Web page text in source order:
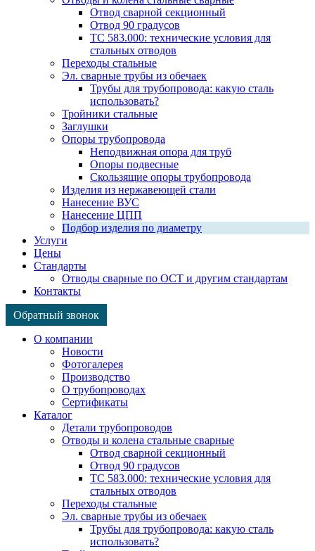
Отвод сварной секционный
Отвод 90 градусов
ТС 583.000: технические условия для
стальных отводов
Переходы стальные
Эл. сварные трубы из обечаек
Трубы для трубопровода: какую сталь
использовать?
Тройники стальные
Заглушки
Опоры трубопровода
Неподвижная опора для труб
Опоры подвесные
Скользящие опоры трубопровода
Изделия из нержавеющей стали
Нанесение ВУС
Нанесение ЦПП
Подбор изделия по диаметру
Услуги
Цены
Стандарты
Отводы сварные по ОСТ и другим стандартам
Контакты
Обратный звонок
О компании
Новости
Фотогалерея
Производство
О трубопроводах
Сертификаты
Каталог
Детали трубопроводов
Отводы и колена стальные сварные
Отвод сварной секционный
Отвод 90 градусов
ТС 583.000: технические условия для
стальных отводов
Переходы стальные
Эл. сварные трубы из обечаек
Трубы для трубопровода: какую сталь
использовать?